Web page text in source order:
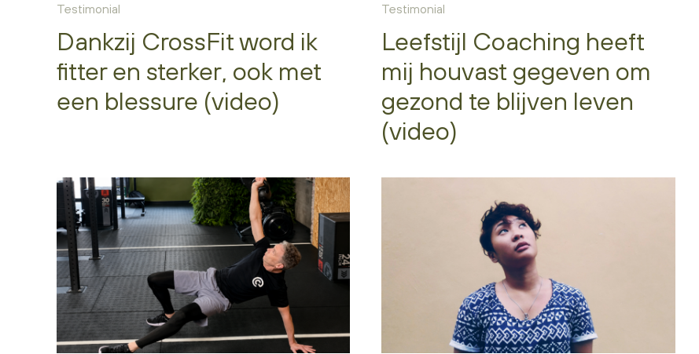
Testimonial
Dankzij CrossFit word ik
fitter en sterker, ook met
een blessure (video)
Testimonial
Leefstijl Coaching heeft
mij houvast gegeven om
gezond te blijven leven
(video)